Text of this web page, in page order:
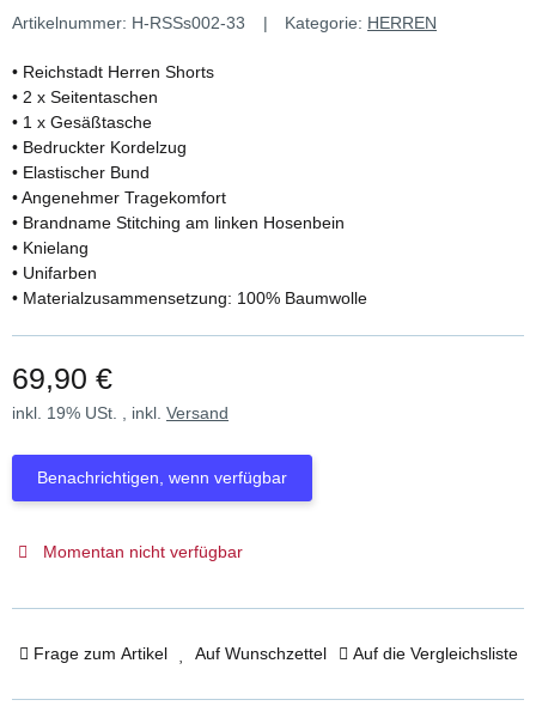
Artikelnummer: H-RSSs002-33 Kategorie: HERREN
• Reichstadt Herren Shorts
• 2 x Seitentaschen
• 1 x Gesäßtasche
• Bedruckter Kordelzug
• Elastischer Bund
• Angenehmer Tragekomfort
• Brandname Stitching am linken Hosenbein
• Knielang
• Unifarben
• Materialzusammensetzung: 100% Baumwolle
69,90 €
inkl. 19% USt. , inkl. Versand
Benachrichtigen, wenn verfügbar
Momentan nicht verfügbar
Frage zum Artikel Auf Wunschzettel Auf die Vergleichsliste